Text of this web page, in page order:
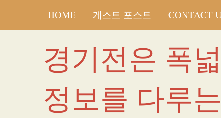
HOME 게스트 포스트 CONTACT
경기전은 폭
정보를 다루는